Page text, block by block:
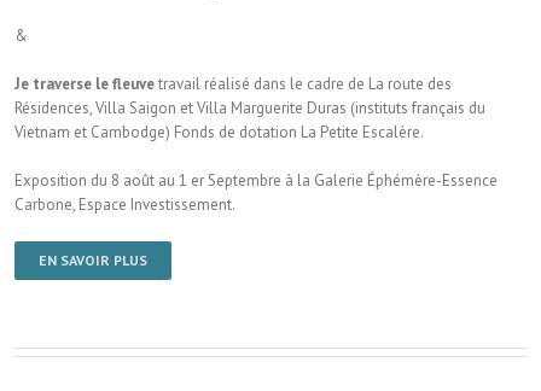
&
Je traverse le fleuvetravail réalisé dans le cadre de La route des
Résidences, Villa Saigon et Villa Marguerite Duras (instituts français du
Vietnam et Cambodge) Fonds de dotation La Petite Escalère.
Exposition du 8 août au 1 er Septembre à la Galerie Éphémère-Essence
Carbone, Espace Investissement.
EN SAVOIR PLUS